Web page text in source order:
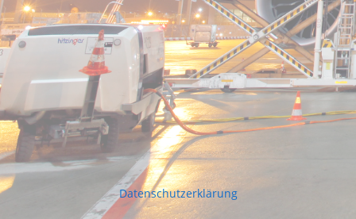
Datenschutzerklärung